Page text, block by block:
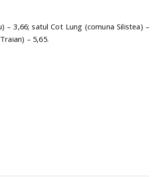
– 3,66; satul Cot Lung (comuna Silistea) –
– 5,65.